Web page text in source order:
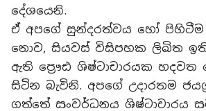
දේශයෙනි.
ඒ අපගේ සුන්දරත්වය හෝ
නොව, සියවස් විසිපහක ලිඛිත
ඇති ප්‍රෞඪ ශිෂ්ටාචාරයක හදවත
සිටින බැවිනි. අපගේ උදාරතම
ගත්තේ සංවර්ධනය ශිෂ්ටාචාරය